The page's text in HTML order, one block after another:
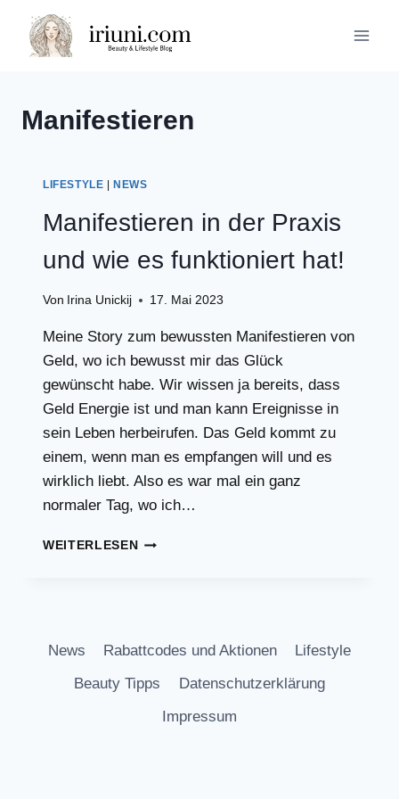
Inhalt
springen
Manifestieren
LIFESTYLE NEWS
Manifestieren in der Praxis
und wie es funktioniert hat!
Von Irina Unickij 17. Mai 2023
Meine Story zum bewussten Manifestieren von
Geld, wo ich bewusst mir das Glück
gewünscht habe. Wir wissen ja bereits, dass
Geld Energie ist und man kann Ereignisse in
sein Leben herbeirufen. Das Geld kommt zu
einem, wenn man es empfangen will und es
wirklich liebt. Also es war mal ein ganz
normaler Tag, wo ich…
WEITERLESENMANIFESTIEREN
ES
HAT!
News Rabattcodes und Aktionen
Lifestyle
Beauty Tipps
Datenschutzerklärung
Impressum